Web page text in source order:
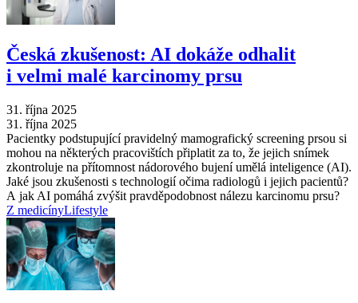
Česká zkušenost: AI dokáže odhalit
i velmi malé karcinomy prsu
31. října 2025
31. října 2025
Pacientky podstupující pravidelný mamografický screening prsou si
mohou na některých pracovištích připlatit za to, že jejich snímek
zkontroluje na přítomnost nádorového bujení umělá inteligence (AI).
Jaké jsou zkušenosti s technologií očima radiologů i jejich pacientů?
A jak AI pomáhá zvýšit pravděpodobnost nálezu karcinomu prsu?
Z medicínyLifestyle